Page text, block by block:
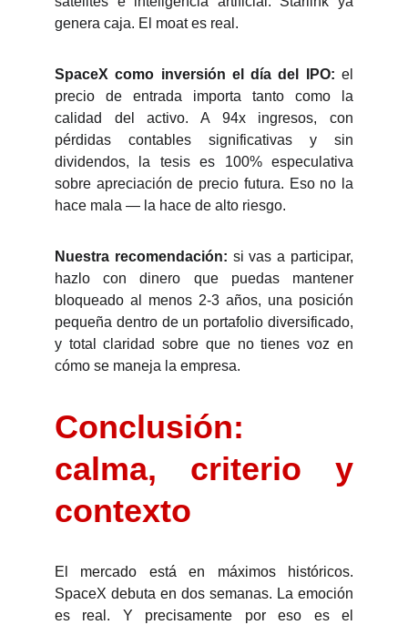
genera caja. El moat es real.
SpaceX como inversión el día del IPO: el
precio de entrada importa tanto como la
calidad del activo. A 94x ingresos, con
pérdidas contables significativas y sin
dividendos, la tesis es 100% especulativa
sobre apreciación de precio futura. Eso no la
hace mala — la hace de alto riesgo.
Nuestra recomendación: si vas a participar,
hazlo con dinero que puedas mantener
bloqueado al menos 2-3 años, una posición
pequeña dentro de un portafolio diversificado,
y total claridad sobre que no tienes voz en
cómo se maneja la empresa.
Conclusión:
calma, criterio y
contexto
El mercado está en máximos históricos.
SpaceX debuta en dos semanas. La emoción
es real. Y precisamente por eso es el